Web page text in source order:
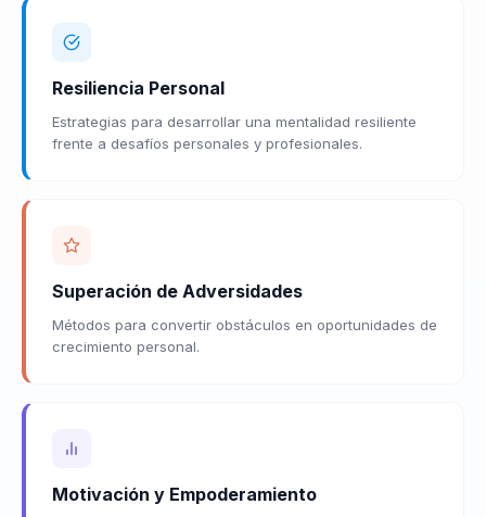
Resiliencia Personal
Estrategias para desarrollar una mentalidad resiliente
frente a desafíos personales y profesionales.
Superación de Adversidades
Métodos para convertir obstáculos en oportunidades de
crecimiento personal.
Motivación y Empoderamiento